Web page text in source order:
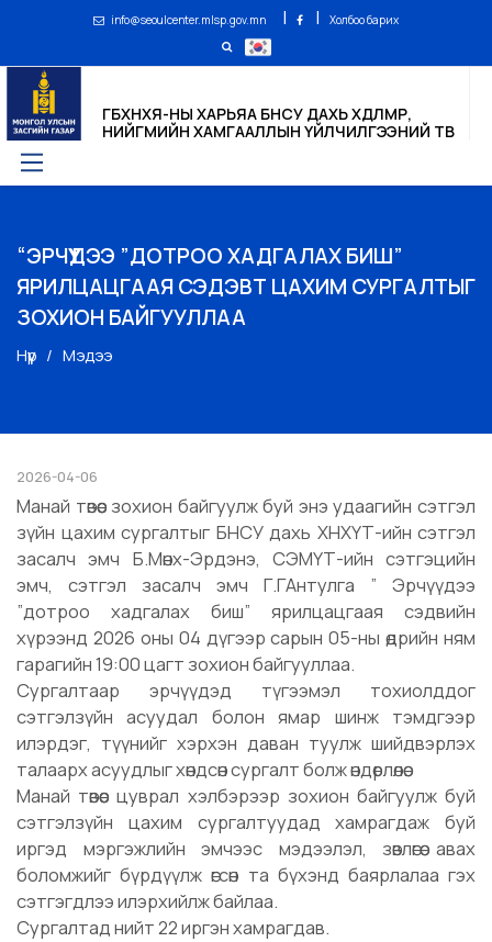
info@seoulcenter.mlsp.gov.mn | | Холбоо барих
ГБХНХЯ-НЫ ХАРЬЯА БНСУ ДАХЬ ХӨДӨЛМӨР,
НИЙГМИЙН ХАМГААЛЛЫН ҮЙЛЧИЛГЭЭНИЙ ТӨВ
“ЭРЧҮҮДЭЭ ”ДОТРОО ХАДГАЛАХ БИШ”
ЯРИЛЦАЦГААЯ СЭДЭВТ ЦАХИМ СУРГАЛТЫГ
ЗОХИОН БАЙГУУЛЛАА
Нүүр Мэдээ
2026-04-06
Манай төвөөс зохион байгуулж буй энэ удаагийн сэтгэл
зүйн цахим сургалтыг БНСУ дахь ХНХҮТ-ийн сэтгэл
засалч эмч Б.Мөнх-Эрдэнэ, СЭМҮТ-ийн сэтгэцийн
эмч, сэтгэл засалч эмч Г.ГАнтулга ” Эрчүүдээ
”дотроо хадгалах биш” ярилцацгаая сэдвийн
хүрээнд 2026 оны 04 дүгээр сарын 05-ны өдрийн ням
гарагийн 19:00 цагт зохион байгууллаа.
Сургалтаар эрчүүдэд түгээмэл тохиолддог
сэтгэлзүйн асуудал болон ямар шинж тэмдгээр
илэрдэг, түүнийг хэрхэн даван туулж шийдвэрлэх
талаарх асуудлыг хөндсөн сургалт болж өндөрлөлөө.
Манай төвөөс цуврал хэлбэрээр зохион байгуулж буй
сэтгэлзүйн цахим сургалтуудад хамрагдаж буй
иргэд мэргэжлийн эмчээс мэдээлэл, зөвлөгөө авах
боломжийг бүрдүүлж өгсөн та бүхэнд баярлалаа гэх
сэтгэгдлээ илэрхийлж байлаа.
Сургалтад нийт 22 иргэн хамрагдав.